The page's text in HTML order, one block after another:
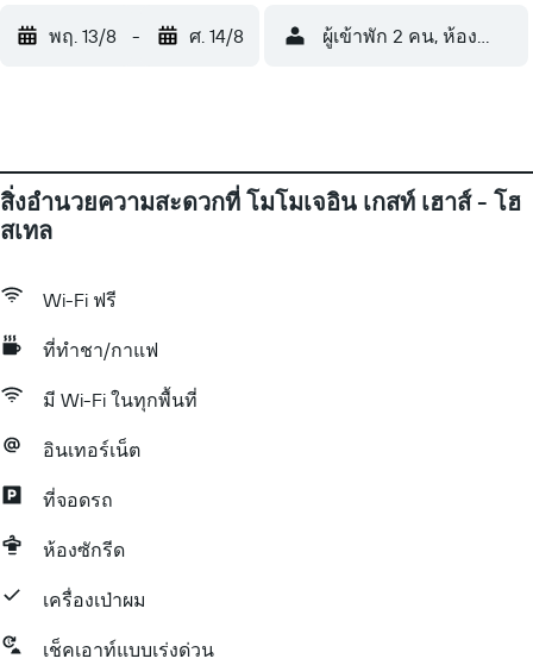
พฤ. 13/8 - ศ. 14/8 ผู้เข้าพัก 2 คน, ห้องพัก 1
สิ่งอำนวยความสะดวกที่ โมโมเจอิน เกสท์ เฮาส์ - โฮ
สเทล
Wi-Fi ฟรี
ที่ทำชา/กาแฟ
มี Wi-Fi ในทุกพื้นที่
อินเทอร์เน็ต
ที่จอดรถ
ห้องซักรีด
เครื่องเป่าผม
เช็คเอาท์แบบเร่งด่วน